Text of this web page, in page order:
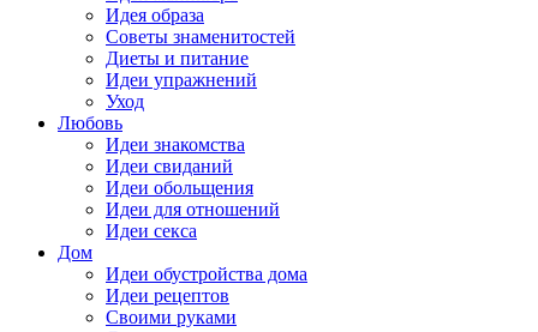
Идея образа
Советы знаменитостей
Диеты и питание
Идеи упражнений
Уход
Любовь
Идеи знакомства
Идеи свиданий
Идеи обольщения
Идеи для отношений
Идеи секса
Дом
Идеи обустройства дома
Идеи рецептов
Своими руками